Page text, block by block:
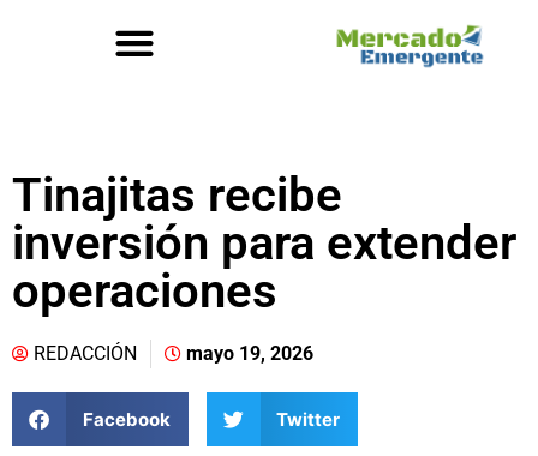
Tinajitas recibe
inversión para extender
operaciones
REDACCIÓN mayo 19, 2026
Facebook Twitter